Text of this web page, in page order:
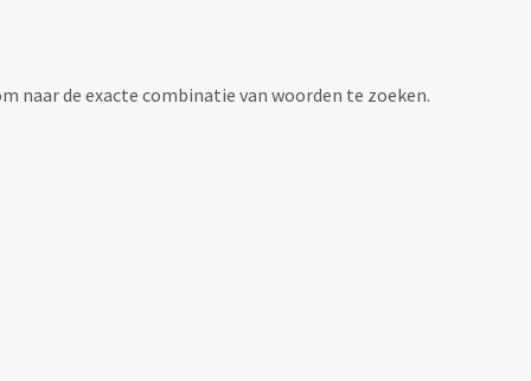
naar de exacte combinatie van woorden te zoeken.